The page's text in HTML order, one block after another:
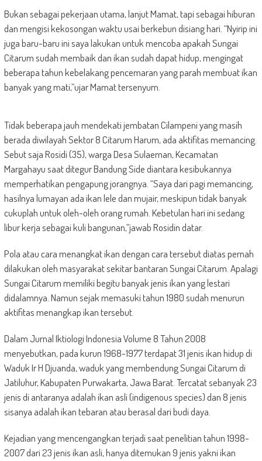
Bukan sebagai pekerjaan utama, lanjut Mamat, tapi sebagai hiburan
dan mengisi kekosongan waktu usai berkebun disiang hari. “Nyirip ini
juga baru-baru ini saya lakukan untuk mencoba apakah Sungai
Citarum sudah membaik dan ikan sudah dapat hidup, mengingat
beberapa tahun kebelakang pencemaran yang parah membuat ikan
banyak yang mati,”ujar Mamat tersenyum.
Tidak beberapa jauh mendekati jembatan Cilampeni yang masih
berada diwilayah Sektor 8 Citarum Harum, ada aktifitas memancing.
Sebut saja Rosidi (35), warga Desa Sulaeman, Kecamatan
Margahayu saat ditegur Bandung Side diantara kesibukannya
memperhatikan pengapung jorangnya. “Saya dari pagi memancing,
hasilnya lumayan ada ikan lele dan mujair, meskipun tidak banyak
cukuplah untuk oleh-oleh orang rumah. Kebetulan hari ini sedang
libur kerja sebagai kuli bangunan,”jawab Rosidin datar.
Pola atau cara menangkat ikan dengan cara tersebut diatas pernah
dilakukan oleh masyarakat sekitar bantaran Sungai Citarum. Apalagi
Sungai Citarum memiliki begitu banyak jenis ikan yang lestari
didalamnya. Namun sejak memasuki tahun 1980 sudah menurun
aktifitas menangkap ikan tersebut.
Dalam Jurnal Iktiologi Indonesia Volume 8 Tahun 2008
menyebutkan, pada kurun 1968-1977 terdapat 31 jenis ikan hidup di
Waduk Ir H Djuanda, waduk yang membendung Sungai Citarum di
Jatiluhur, Kabupaten Purwakarta, Jawa Barat. Tercatat sebanyak 23
jenis di antaranya adalah ikan asli (indigenous species) dan 8 jenis
sisanya adalah ikan tebaran atau berasal dari budi daya.
Kejadian yang mencengangkan terjadi saat penelitian tahun 1998-
2007 dari 23 jenis ikan asli, hanya ditemukan 9 jenis yakni ikan